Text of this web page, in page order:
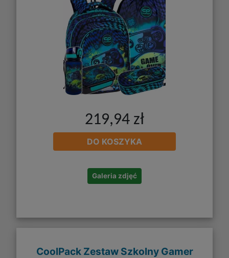
219,94 zł
DO KOSZYKA
Galeria zdjęć
CoolPack Zestaw Szkolny Gamer